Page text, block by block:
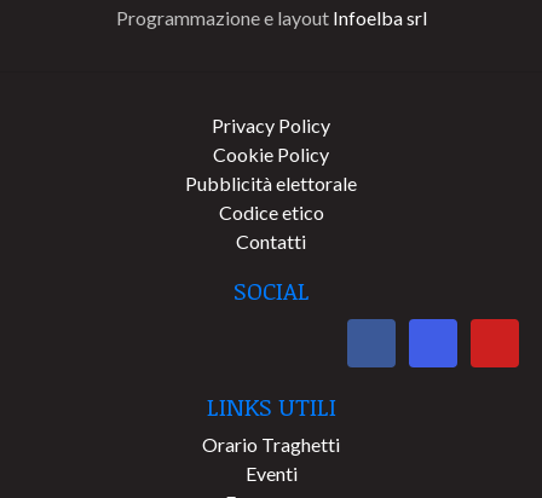
Programmazione e layout Infoelba srl
Privacy Policy
Cookie Policy
Pubblicità elettorale
Codice etico
Contatti
SOCIAL
LINKS UTILI
Orario Traghetti
Eventi